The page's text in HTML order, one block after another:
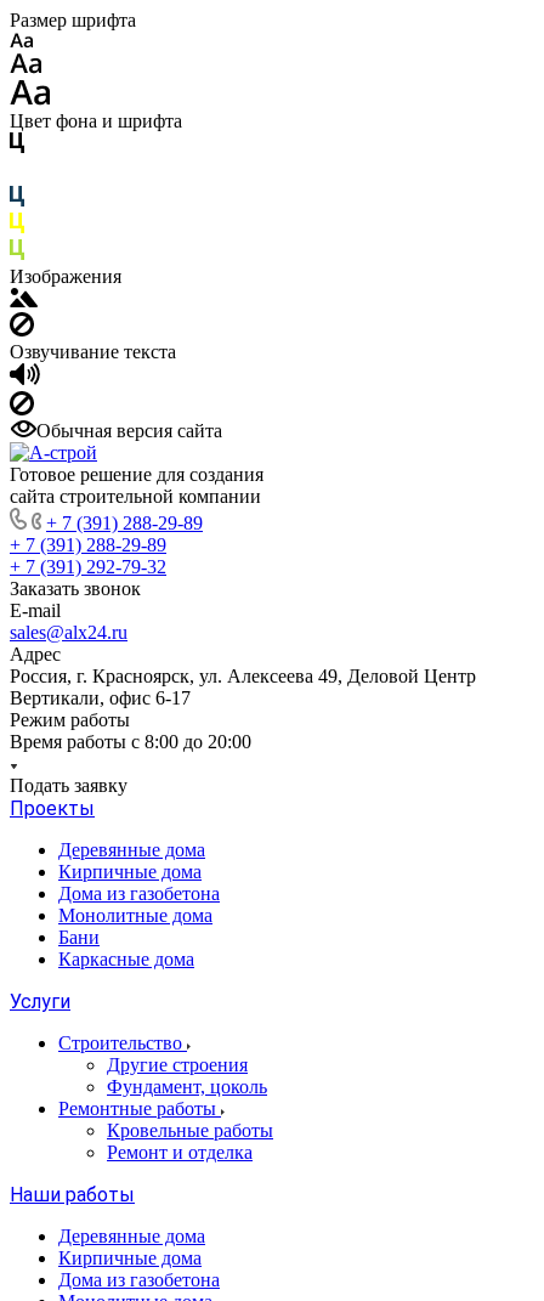
Размер шрифта
Цвет фона и шрифта
Изображения
Озвучивание текста
Обычная версия сайта
Готовое решение для создания
сайта строительной компании
+ 7 (391) 288-29-89
+ 7 (391) 288-29-89
+ 7 (391) 292-79-32
Заказать звонок
E-mail
sales@alx24.ru
Адрес
Россия, г. Красноярск, ул. Алексеева 49, Деловой Центр
Вертикали, офис 6-17
Режим работы
Время работы с 8:00 до 20:00
Подать заявку
Проекты
Деревянные дома
Кирпичные дома
Дома из газобетона
Монолитные дома
Бани
Каркасные дома
Услуги
Строительство
Другие строения
Фундамент, цоколь
Ремонтные работы
Кровельные работы
Ремонт и отделка
Наши работы
Деревянные дома
Кирпичные дома
Дома из газобетона